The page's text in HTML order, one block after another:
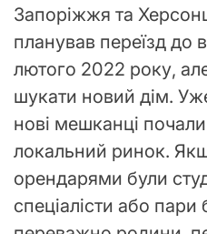
Запоріжжя та
планував переїзд до
лютого 2022 року,
шукати новий дім.
нові мешканці
локальний ринок.
орендарями були
спеціалісти або пари